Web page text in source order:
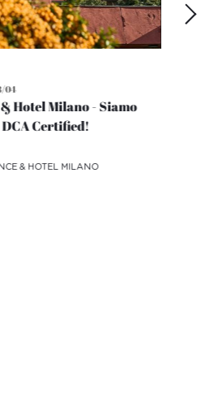
04
Hotel Milano - Siamo
Certified!
& HOTEL MILANO